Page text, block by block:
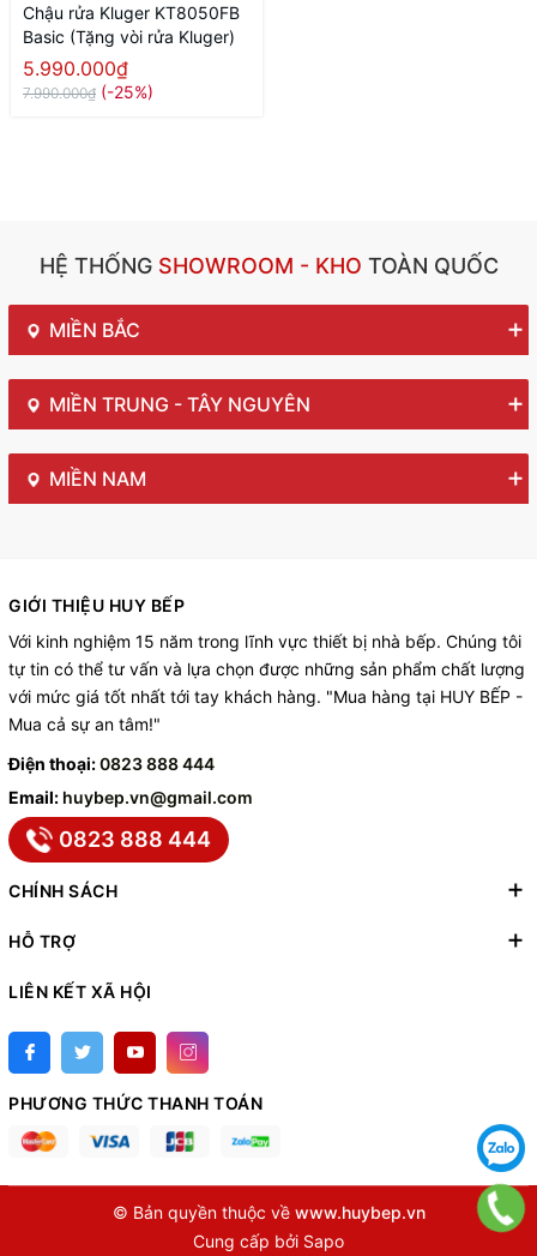
Chậu rửa Kluger KT8050FB
Basic (Tặng vòi rửa Kluger)
5.990.000₫
7.990.000₫ (-25%)
HỆ THỐNGSHOWROOM - KHO TOÀN QUỐC
MIỀN BẮC
MIỀN TRUNG - TÂY NGUYÊN
MIỀN NAM
GIỚI THIỆU HUY BẾP
Với kinh nghiệm 15 năm trong lĩnh vực thiết bị nhà bếp. Chúng tôi
tự tin có thể tư vấn và lựa chọn được những sản phẩm chất lượng
với mức giá tốt nhất tới tay khách hàng. "Mua hàng tại HUY BẾP -
Mua cả sự an tâm!"
Điện thoại:0823 888 444
Email: huybep.vn@gmail.com
0823 888 444
CHÍNH SÁCH
HỖ TRỢ
LIÊN KẾT XÃ HỘI
PHƯƠNG THỨC THANH TOÁN
© Bản quyền thuộc về www.huybep.vn
Cung cấp bởi Sapo